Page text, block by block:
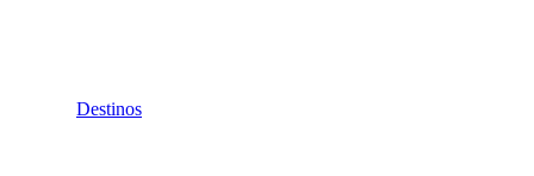
Destinos